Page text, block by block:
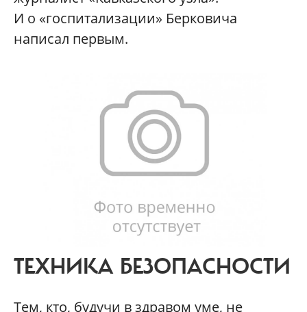
И о «госпитализации» Берковича
написал первым.
ТЕХНИКА БЕЗОПАСНОСТИ
Тем, кто, будучи в здравом уме, не